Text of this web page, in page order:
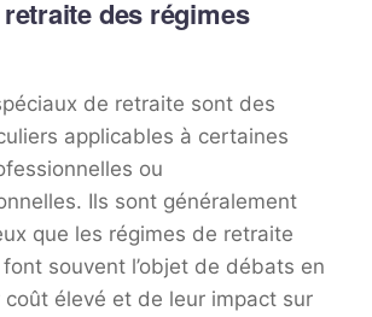
des régimes
de retraite sont des
applicables à certaines
ou
Ils sont généralement
que les régimes de retraite
souvent l’objet de débats en
coût élevé et de leur impact sur